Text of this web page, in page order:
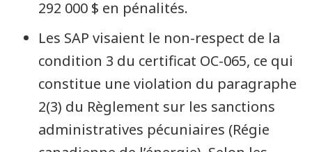
292 000 $ en pénalités.
Les SAP visaient le non-respect de la
condition 3 du certificat OC-065, ce qui
constitue une violation du paragraphe
2(3) du Règlement sur les sanctions
administratives pécuniaires (Régie